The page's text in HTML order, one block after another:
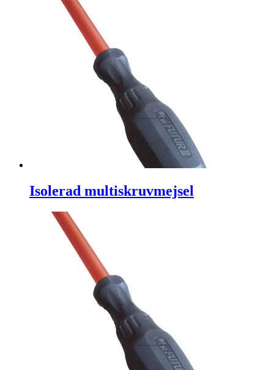
Isolerad multiskruvmejsel